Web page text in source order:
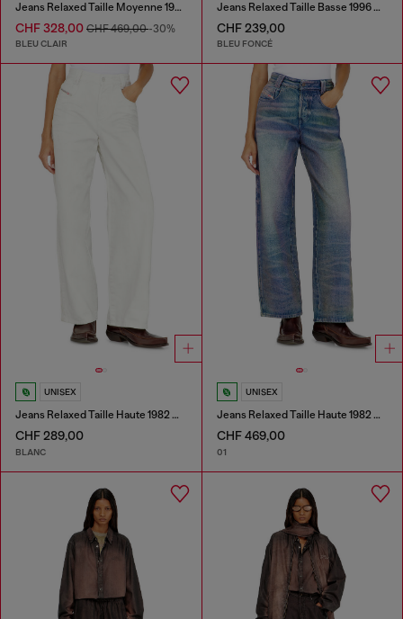
Jeans Relaxed Taille Moyenne 1997 D-Enim-M
CHF 328,00 CHF 469,00-30%
BLEU CLAIR
Jeans Relaxed Taille Basse 1996 D-Sire
CHF 239,00
BLEU FONCÉ
UNISEX
Jeans Relaxed Taille Haute 1982 D-Hakou
CHF 289,00
BLANC
UNISEX
Jeans Relaxed Taille Haute 1982 D-Hakou
CHF 469,00
01